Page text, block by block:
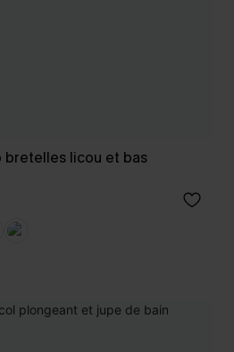
bretelles licou et bas